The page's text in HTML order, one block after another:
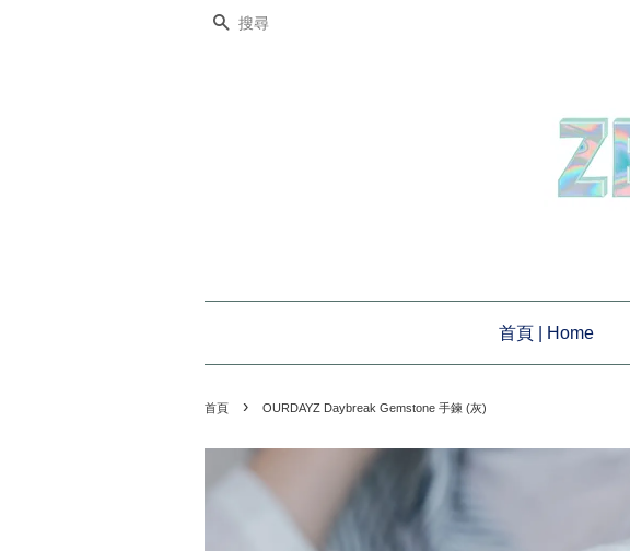
搜尋
首頁 | Home
首頁 › OURDAYZ Daybreak Gemstone 手鍊 (灰)